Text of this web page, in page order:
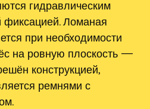
гидравлическим
фиксацией. Ломаная
при необходимости
на ровную плоскость —
конструкцией,
ремнями с